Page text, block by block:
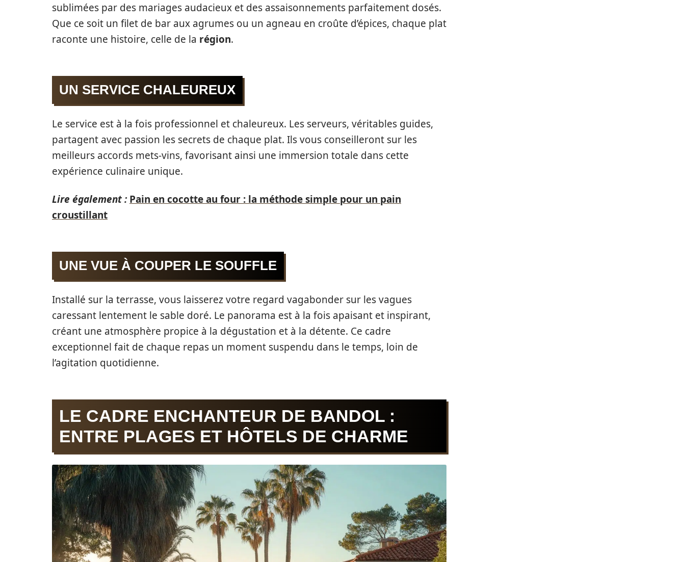
sublimées par des mariages audacieux et des assaisonnements parfaitement dosés.
Que ce soit un filet de bar aux agrumes ou un agneau en croûte d’épices, chaque plat
raconte une histoire, celle de la région.
UN SERVICE CHALEUREUX
Le service est à la fois professionnel et chaleureux. Les serveurs, véritables guides,
partagent avec passion les secrets de chaque plat. Ils vous conseilleront sur les
meilleurs accords mets-vins, favorisant ainsi une immersion totale dans cette
expérience culinaire unique.
Lire également : Pain en cocotte au four : la méthode simple pour un pain
croustillant
UNE VUE À COUPER LE SOUFFLE
Installé sur la terrasse, vous laisserez votre regard vagabonder sur les vagues
caressant lentement le sable doré. Le panorama est à la fois apaisant et inspirant,
créant une atmosphère propice à la dégustation et à la détente. Ce cadre
exceptionnel fait de chaque repas un moment suspendu dans le temps, loin de
l’agitation quotidienne.
LE CADRE ENCHANTEUR DE BANDOL :
ENTRE PLAGES ET HÔTELS DE CHARME